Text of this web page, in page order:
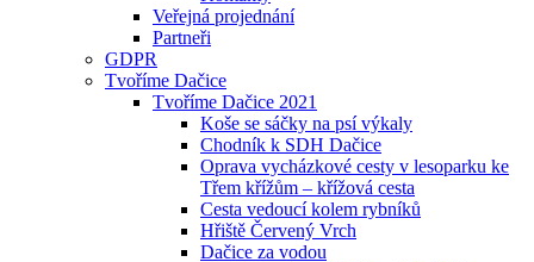
Veřejná projednání
Partneři
GDPR
Tvoříme Dačice
Tvoříme Dačice 2021
Koše se sáčky na psí výkaly
Chodník k SDH Dačice
Oprava vycházkové cesty v lesoparku ke
Třem křížům – křížová cesta
Cesta vedoucí kolem rybníků
Hřiště Červený Vrch
Dačice za vodou